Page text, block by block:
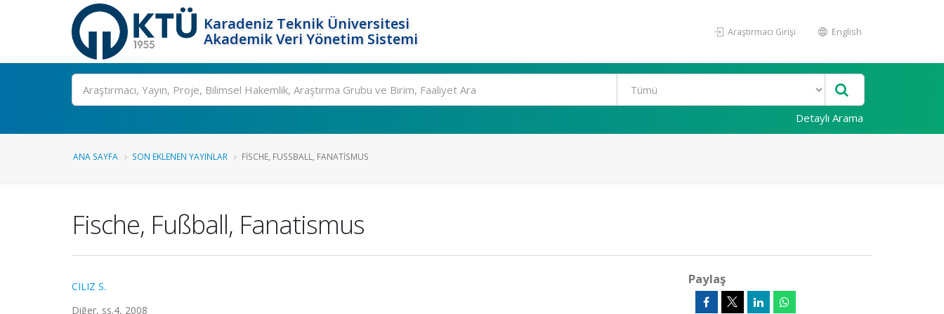
Karadeniz Teknik Üniversitesi
Akademik Veri Yönetim Sistemi
Araştırmacı Girişi English
Ara
Detaylı Arama
ANA SAYFA SON EKLENEN YAYINLAR FISCHE, FUSSBALL, FANATISMUS
Fische, Fußball, Fanatismus
CILIZ S.
Diğer, ss.4, 2008
Paylaş